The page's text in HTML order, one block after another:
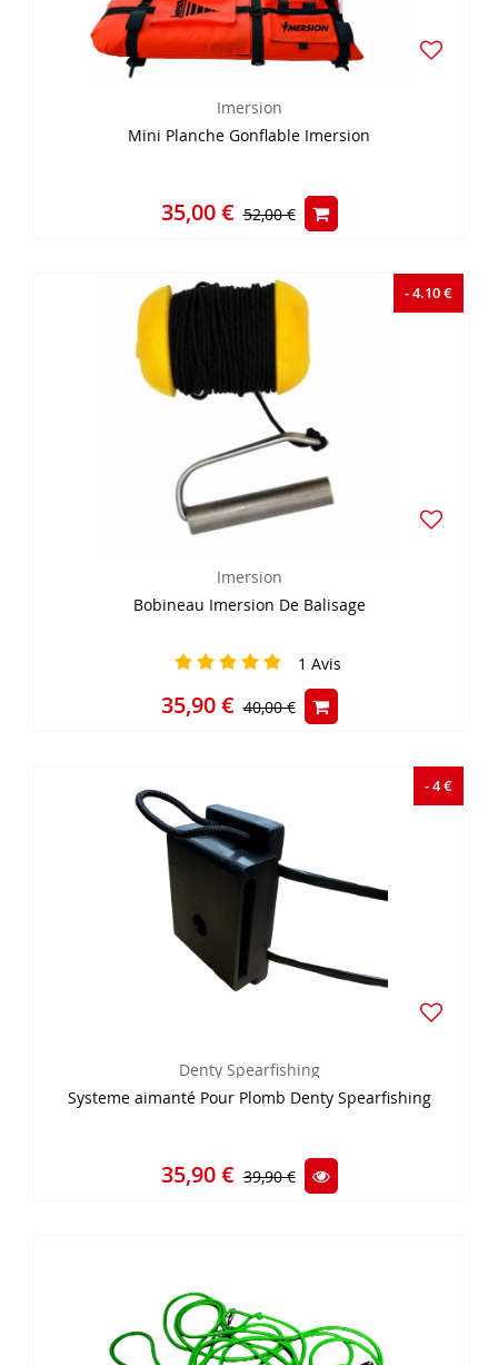
Imersion
Mini Planche Gonflable Imersion
35,00 € 52,00 €
- 4.10 €
Imersion
Bobineau Imersion De Balisage
1 Avis
35,90 € 40,00 €
- 4 €
Denty Spearfishing
Systeme aimanté Pour Plomb Denty Spearfishing
35,90 € 39,90 €